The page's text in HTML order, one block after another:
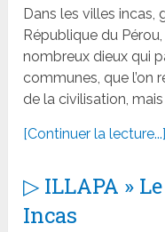
Dans les villes incas,
République du
nombreux dieux qui
communes, que l’on
de la civilisation,
[Continuer la lecture...]
▷ ILLAPA »
Incas